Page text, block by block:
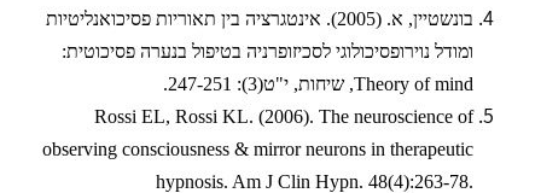
בונשטיין, א. (2005). אינטגרציה בין תאוריות פסיכואנליטיות
ומודל נוירופסיכולוגי לסכיזופרניה בטיפול בנערה פסיכוטית:
Theory of mind, שיחות, י"ט(3): 247-251.
Rossi EL, Rossi KL. (2006). The neuroscience of
observing consciousness & mirror neurons in therapeutic
hypnosis. Am J Clin Hypn. 48(4):263-78.